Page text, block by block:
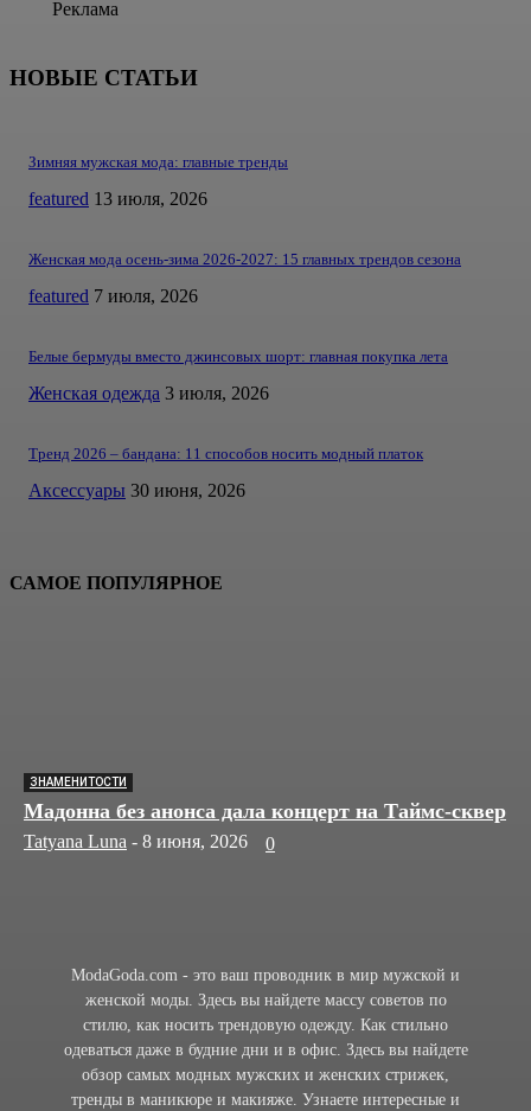
Реклама
НОВЫЕ СТАТЬИ
Зимняя мужская мода: главные тренды
featured 13 июля, 2026
Женская мода осень-зима 2026-2027: 15 главных трендов сезона
featured 7 июля, 2026
Белые бермуды вместо джинсовых шорт: главная покупка лета
Женская одежда 3 июля, 2026
Тренд 2026 – бандана: 11 способов носить модный платок
Аксессуары 30 июня, 2026
САМОЕ ПОПУЛЯРНОЕ
ЗНАМЕНИТОСТИ
Мадонна без анонса дала концерт на Таймс-сквер
Tatyana Luna - 8 июня, 2026 0
ModaGoda.com - это ваш проводник в мир мужской и
женской моды. Здесь вы найдете массу советов по
стилю, как носить трендовую одежду. Как стильно
одеваться даже в будние дни и в офис. Здесь вы найдете
обзор самых модных мужских и женских стрижек,
тренды в маникюре и макияже. Узнаете интересные и